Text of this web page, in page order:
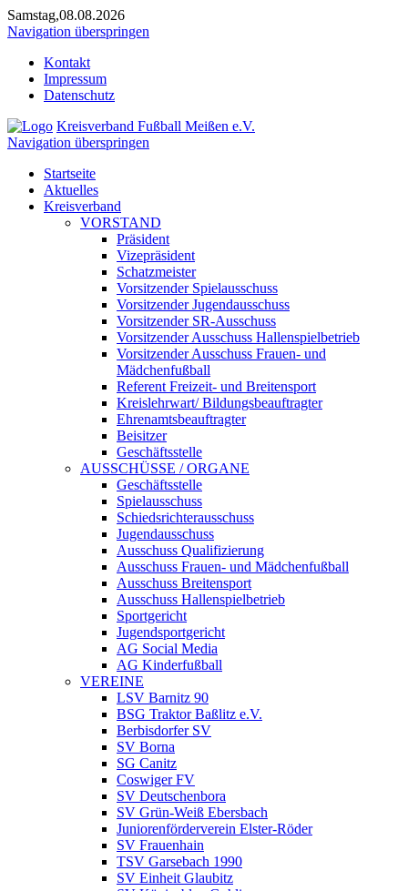
Samstag,08.08.2026
Navigation überspringen
Kontakt
Impressum
Datenschutz
Kreisverband Fußball Meißen e.V.
Navigation überspringen
Startseite
Aktuelles
Kreisverband
VORSTAND
Präsident
Vizepräsident
Schatzmeister
Vorsitzender Spielausschuss
Vorsitzender Jugendausschuss
Vorsitzender SR-Ausschuss
Vorsitzender Ausschuss Hallenspielbetrieb
Vorsitzender Ausschuss Frauen- und
Mädchenfußball
Referent Freizeit- und Breitensport
Kreislehrwart/ Bildungsbeauftragter
Ehrenamtsbeauftragter
Beisitzer
Geschäftsstelle
AUSSCHÜSSE / ORGANE
Geschäftsstelle
Spielausschuss
Schiedsrichterausschuss
Jugendausschuss
Ausschuss Qualifizierung
Ausschuss Frauen- und Mädchenfußball
Ausschuss Breitensport
Ausschuss Hallenspielbetrieb
Sportgericht
Jugendsportgericht
AG Social Media
AG Kinderfußball
VEREINE
LSV Barnitz 90
BSG Traktor Baßlitz e.V.
Berbisdorfer SV
SV Borna
SG Canitz
Coswiger FV
SV Deutschenbora
SV Grün-Weiß Ebersbach
Juniorenförderverein Elster-Röder
SV Frauenhain
TSV Garsebach 1990
SV Einheit Glaubitz